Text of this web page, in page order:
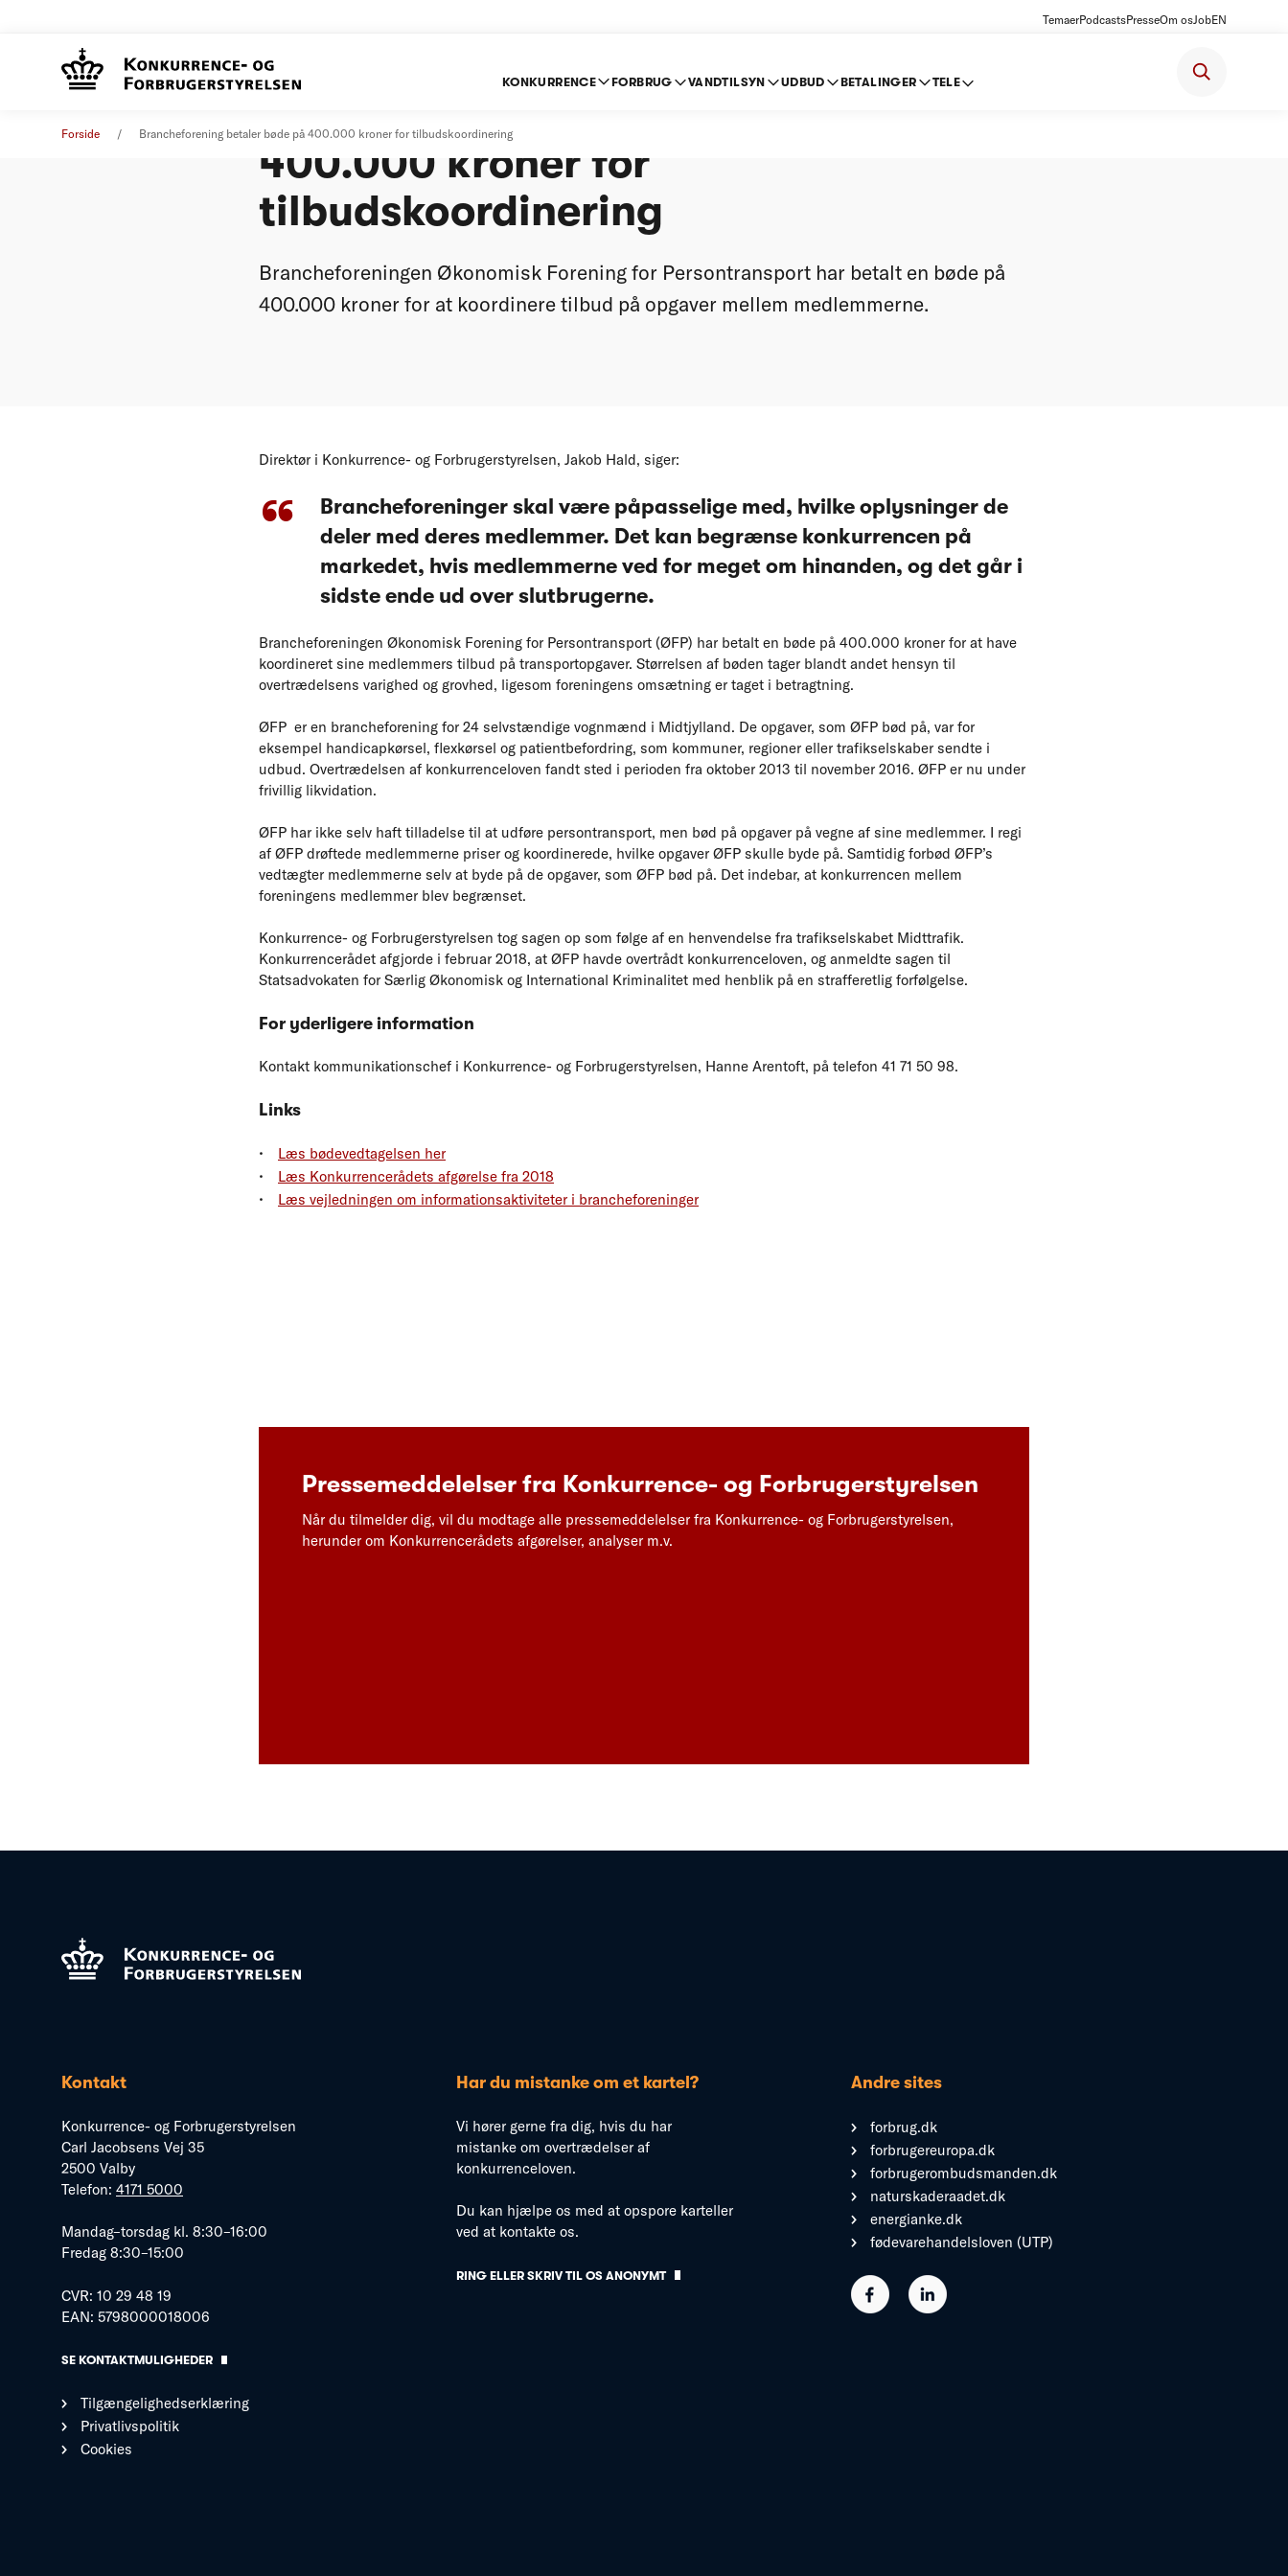
TemaerPodcastsPresseOm osJobEN
KONKURRENCE FORBRUG VANDTILSYN UDBUD BETALINGER TELE
Forside Brancheforening betaler bøde på 400.000 kroner for tilbudskoordinering
400.000 kroner for
tilbudskoordinering
Brancheforeningen Økonomisk Forening for Persontransport har betalt en bøde på
400.000 kroner for at koordinere tilbud på opgaver mellem medlemmerne.
Direktør i Konkurrence- og Forbrugerstyrelsen, Jakob Hald, siger:
Brancheforeninger skal være påpasselige med, hvilke oplysninger de
deler med deres medlemmer. Det kan begrænse konkurrencen på
markedet, hvis medlemmerne ved for meget om hinanden, og det går i
sidste ende ud over slutbrugerne.
Brancheforeningen Økonomisk Forening for Persontransport (ØFP) har betalt en bøde på 400.000 kroner for at have
koordineret sine medlemmers tilbud på transportopgaver. Størrelsen af bøden tager blandt andet hensyn til
overtrædelsens varighed og grovhed, ligesom foreningens omsætning er taget i betragtning.
ØFP er en brancheforening for 24 selvstændige vognmænd i Midtjylland. De opgaver, som ØFP bød på, var for
eksempel handicapkørsel, flexkørsel og patientbefordring, som kommuner, regioner eller trafikselskaber sendte i
udbud. Overtrædelsen af konkurrenceloven fandt sted i perioden fra oktober 2013 til november 2016. ØFP er nu under
frivillig likvidation.
ØFP har ikke selv haft tilladelse til at udføre persontransport, men bød på opgaver på vegne af sine medlemmer. I regi
af ØFP drøftede medlemmerne priser og koordinerede, hvilke opgaver ØFP skulle byde på. Samtidig forbød ØFP’s
vedtægter medlemmerne selv at byde på de opgaver, som ØFP bød på. Det indebar, at konkurrencen mellem
foreningens medlemmer blev begrænset.
Konkurrence- og Forbrugerstyrelsen tog sagen op som følge af en henvendelse fra trafikselskabet Midttrafik.
Konkurrencerådet afgjorde i februar 2018, at ØFP havde overtrådt konkurrenceloven, og anmeldte sagen til
Statsadvokaten for Særlig Økonomisk og International Kriminalitet med henblik på en strafferetlig forfølgelse.
For yderligere information
Kontakt kommunikationschef i Konkurrence- og Forbrugerstyrelsen, Hanne Arentoft, på telefon 41 71 50 98.
Links
Læs bødevedtagelsen her
Læs Konkurrencerådets afgørelse fra 2018
Læs vejledningen om informationsaktiviteter i brancheforeninger
Pressemeddelelser fra Konkurrence- og Forbrugerstyrelsen
Når du tilmelder dig, vil du modtage alle pressemeddelelser fra Konkurrence- og Forbrugerstyrelsen,
herunder om Konkurrencerådets afgørelser, analyser m.v.
Kontakt
Konkurrence- og Forbrugerstyrelsen
Carl Jacobsens Vej 35
2500 Valby
Telefon: 4171 5000
Mandag–torsdag kl. 8:30–16:00
Fredag 8:30–15:00
CVR: 10 29 48 19
EAN: 5798000018006
SE KONTAKTMULIGHEDER
Tilgængelighedserklæring
Privatlivspolitik
Cookies
Har du mistanke om et kartel?
Vi hører gerne fra dig, hvis du har
mistanke om overtrædelser af
konkurrenceloven.
Du kan hjælpe os med at opspore karteller
ved at kontakte os.
RING ELLER SKRIV TIL OS ANONYMT
Andre sites
forbrug.dk
forbrugereuropa.dk
forbrugerombudsmanden.dk
naturskaderaadet.dk
energianke.dk
fødevarehandelsloven (UTP)